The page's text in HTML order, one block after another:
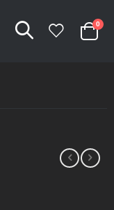
Cart
0